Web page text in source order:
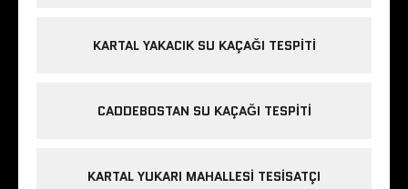
KARTAL YAKACIK SU KAÇAĞI TESPITI
CADDEBOSTAN SU KAÇAĞI TESPITI
KARTAL YUKARI MAHALLESI TESISATÇI